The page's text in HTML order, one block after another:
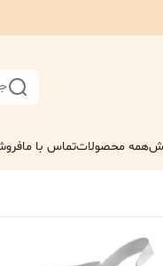
همه محصولاتتماس با ما